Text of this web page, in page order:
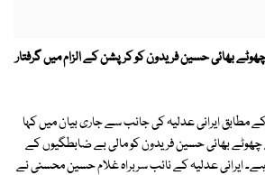
بھائی حسین فریدون کو کرپشن کے الزام میں گرفتار
مطابق ایرانی عدلیہ کی جانب سے جاری بیان میں کہا
بھائی حسین فریدون کو مالی بے ضابطگیوں کے
ہے۔ ایرانی عدلیہ کے نائب سربراہ غلام حسین محسنی نے